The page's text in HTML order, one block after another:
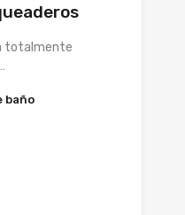
totalmente
baño